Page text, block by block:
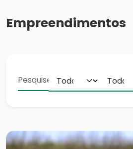
Empreendimentos